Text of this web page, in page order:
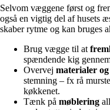
Selvom væggene først og
også en vigtig del af husets
skaber rytme og kan bruges
Brug vægge til at
spændende kig
Overvej materialer
stemning – fx rå
køkkenet.
Tænk på møblering